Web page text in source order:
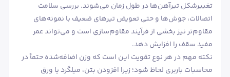
تغییرشکل تیرآهن‌ها در طول زمان می‌شوند. بررسی سلامت
اتصالات، جوش‌ها و حتی تعویض تیرهای ضعیف با نمونه‌های
مقاوم‌تر نیز بخشی از فرآیند مقاوم‌سازی است و می‌تواند عمر
مفید سقف را افزایش دهد.
نکته مهم در هر نوع تقویت این است که وزن اضافه‌شده حتماً در
محاسبات باربری لحاظ شود؛ زیرا افزودن بتن، میلگرد یا ورق